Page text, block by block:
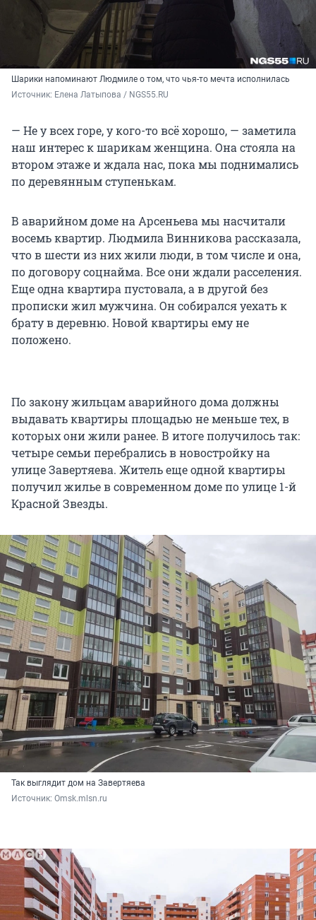
Шарики напоминают Людмиле о том, что чья-то мечта исполнилась
Источник: Елена Латыпова / NGS55.RU
— Не у всех горе, у кого-то всё хорошо, — заметила
наш интерес к шарикам женщина. Она стояла на
втором этаже и ждала нас, пока мы поднимались
по деревянным ступенькам.
В аварийном доме на Арсеньева мы насчитали
восемь квартир. Людмила Винникова рассказала,
что в шести из них жили люди, в том числе и она,
по договору соцнайма. Все они ждали расселения.
Еще одна квартира пустовала, а в другой без
прописки жил мужчина. Он собирался уехать к
брату в деревню. Новой квартиры ему не
положено.
По закону жильцам аварийного дома должны
выдавать квартиры площадью не меньше тех, в
которых они жили ранее. В итоге получилось так:
четыре семьи перебрались в новостройку на
улице Завертяева. Житель еще одной квартиры
получил жилье в современном доме по улице 1-й
Красной Звезды.
Так выглядит дом на Завертяева
Источник: Omsk.mlsn.ru